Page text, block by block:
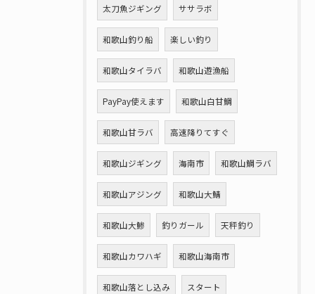
太刀魚ジギング ササラボ
和歌山釣り船 楽しい釣り
和歌山タイラバ 和歌山遊漁船
PayPay使えます 和歌山白甘鯛
和歌山甘ラバ 高速降りてすぐ
和歌山ジギング 海南市 和歌山鯛ラバ
和歌山アジング 和歌山大鯖
和歌山大鯵 釣りガール 天秤釣り
和歌山カワハギ 和歌山海南市
和歌山落とし込み スタート